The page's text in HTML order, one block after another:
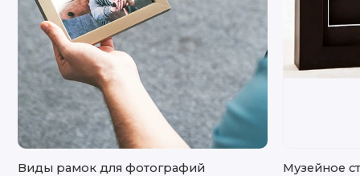
Виды рамок для фотографий
Музейное